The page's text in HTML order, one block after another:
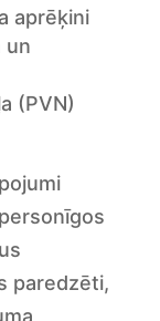
aprēķini
un
(PVN)
paredzēti,